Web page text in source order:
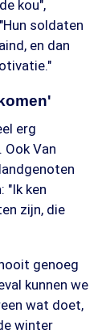
kou",
soldaten
en dan
erg
Van
"Ik ken
zijn, die
genoeg
kunnen we
wat doet,
winter